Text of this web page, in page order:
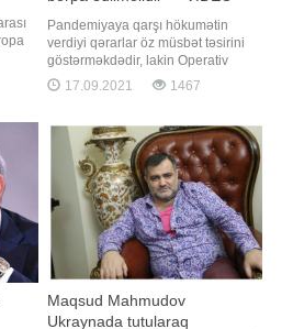
Pandemiyaya qarşı hökumətin
verdiyi qərarlar öz müsbət təsirini
göstərməkdədir, lakin Operativ
Qərargah bəzi məsələlərin həlli
yönündə təcili tədbirlər görməlidir.
deyib. Millət vəkili hesab edir ki, həll
edilməli ən vacib məsələ
həftəsonları ictimai nəqliyyatın
fəaliyyətini
17.09.2021 1467
Maqsud Mahmudov
Ukraynada tutularaq